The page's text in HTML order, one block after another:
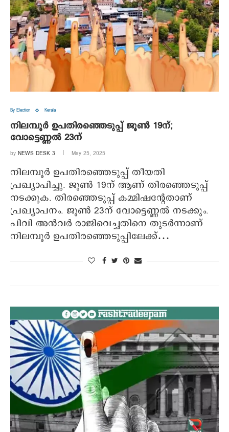
By Election Kerala
നിലമ്പൂർ ഉപതിരഞ്ഞെടുപ്പ് ജൂൺ 19ന്;
വോട്ടെണ്ണൽ 23ന്
by NEWS DESK 3 May 25, 2025
നിലമ്പൂർ ഉപതിരഞ്ഞെടുപ്പ് തീയതി
പ്രഖ്യാപിച്ചു. ജൂൺ 19ന് ആണ് തിരഞ്ഞെടുപ്പ്
നടക്കുക. തിരഞ്ഞെടുപ്പ് കമ്മിഷന്റേതാണ്
പ്രഖ്യാപനം. ജൂൺ 23ന് വോട്ടെണ്ണൽ നടക്കും.
പിവി അൻവർ രാജിവെച്ചതിനെ തുടർന്നാണ്
നിലമ്പൂർ ഉപതിരഞ്ഞെടുപ്പിലേക്ക്…